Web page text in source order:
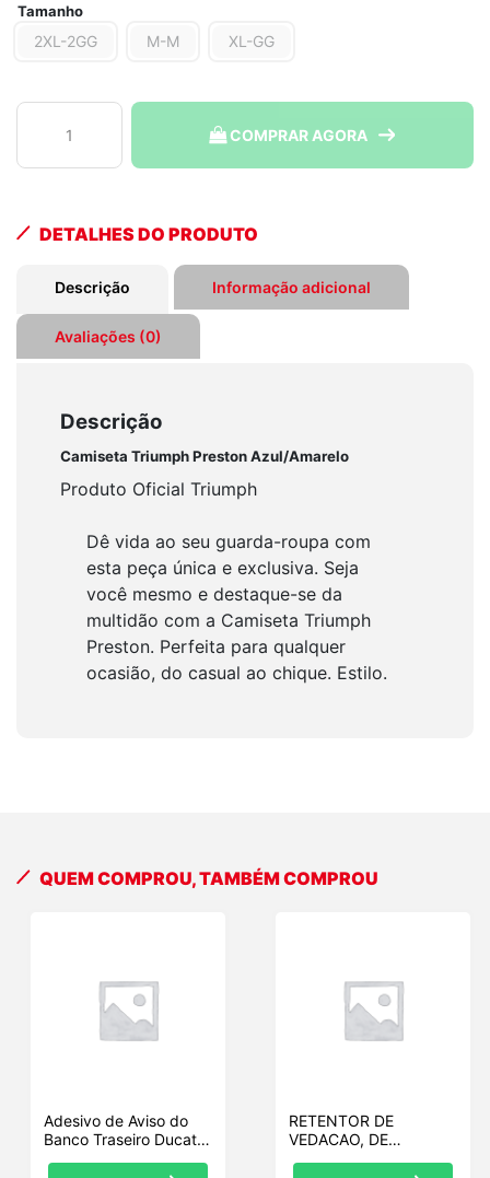
Tamanho
2XL-2GG M-M XL-GG
Camiseta
Triumph
Preston
COMPRAR AGORA
DETALHES DO PRODUTO
Descrição Informação adicional
Avaliações (0)
Descrição
Camiseta Triumph Preston Azul/Amarelo
Produto Oficial Triumph
Dê vida ao seu guarda-roupa com
esta peça única e exclusiva. Seja
você mesmo e destaque-se da
multidão com a Camiseta Triumph
Preston. Perfeita para qualquer
ocasião, do casual ao chique. Estilo.
QUEM COMPROU, TAMBÉM COMPROU
Adesivo de Aviso do
Banco Traseiro Ducati
RETENTOR DE
VEDACAO, DE